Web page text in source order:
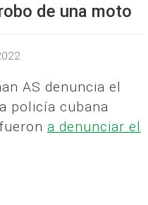
de una moto
AS denuncia el
policía cubana
a denunciar el